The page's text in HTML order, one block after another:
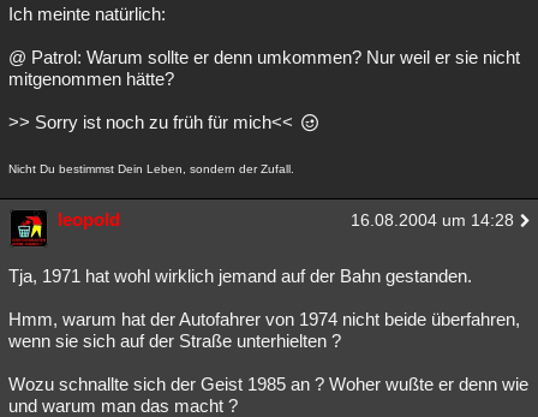
Ich meinte natürlich:
@ Patrol: Warum sollte er denn umkommen? Nur weil er sie nicht
mitgenommen hätte?
>> Sorry ist noch zu früh für mich<<
Nicht Du bestimmst Dein Leben, sondern der Zufall.
leopold 16.08.2004 um 14:28
Tja, 1971 hat wohl wirklich jemand auf der Bahn gestanden.
Hmm, warum hat der Autofahrer von 1974 nicht beide überfahren,
wenn sie sich auf der Straße unterhielten ?
Wozu schnallte sich der Geist 1985 an ? Woher wußte er denn wie
und warum man das macht ?